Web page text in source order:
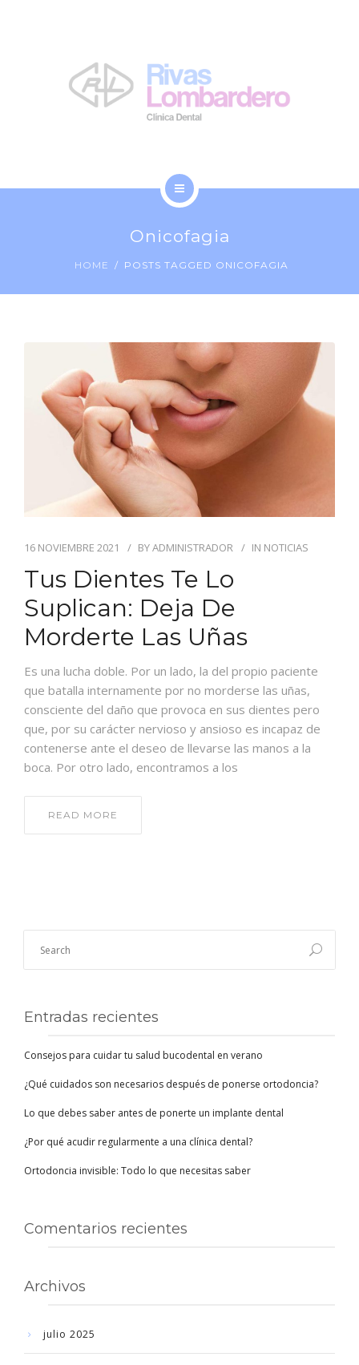
CONTACTO
Onicofagia
HOME POSTS TAGGED ONICOFAGIA
16 NOVIEMBRE 2021 BYADMINISTRADOR IN NOTICIAS
Tus Dientes Te Lo
Suplican: Deja De
Morderte Las Uñas
Es una lucha doble. Por un lado, la del propio paciente
que batalla internamente por no morderse las uñas,
consciente del daño que provoca en sus dientes pero
que, por su carácter nervioso y ansioso es incapaz de
contenerse ante el deseo de llevarse las manos a la
boca. Por otro lado, encontramos a los
READ MORE
Entradas recientes
Consejos para cuidar tu salud bucodental en verano
¿Qué cuidados son necesarios después de ponerse ortodoncia?
Lo que debes saber antes de ponerte un implante dental
¿Por qué acudir regularmente a una clínica dental?
Ortodoncia invisible: Todo lo que necesitas saber
Comentarios recientes
Archivos
julio 2025